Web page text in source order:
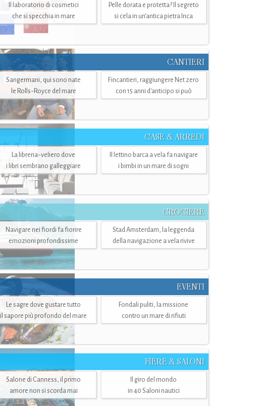
Il laboratorio di cosmetici
che si specchia in mare
Pelle dorata e protetta? Il segreto
si cela in un’antica pietra Inca
CANTIERI
Sangermani, qui sono nate
le Rolls-Royce del mare
Fincantieri, raggiungere Net zero
con 15 anni d'anticipo si può
CASE & ARREDI
La libreria-veliero dove
i libri sembrano galleggiare
Il lettino barca a vela fa navigare
i bimbi in un mare di sogni
CROCIERE
Navigare nei fiordi fa fiorire
emozioni profondissime
Stad Amsterdam, la leggenda
della navigazione a vela rivive
EVENTI
Le sagre dove gustare tutto
il sapore più profondo del mare
Fondali puliti, la missione
contro un mare di rifiuti
FIERE & SALONI
Salone di Canness, il primo
amore non si scorda mai
Il giro del mondo
in 40 Saloni nautici